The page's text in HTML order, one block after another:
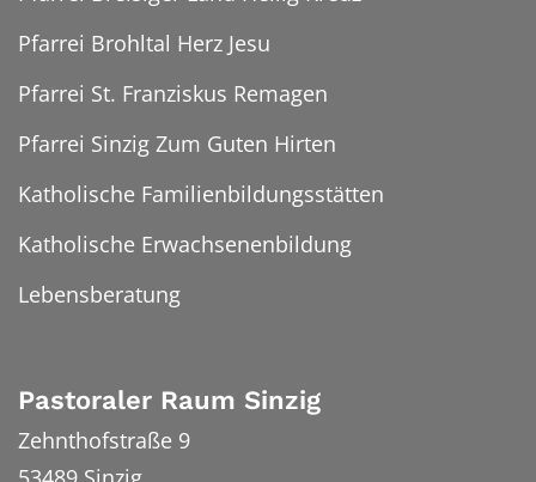
Pfarrei Brohltal Herz Jesu
Pfarrei St. Franziskus Remagen
Pfarrei Sinzig Zum Guten Hirten
Katholische Familienbildungsstätten
Katholische Erwachsenenbildung
Lebensberatung
Pastoraler Raum Sinzig
Zehnthofstraße 9